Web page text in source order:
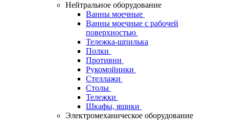
Нейтральное оборудование
Ванны моечные
Ванны моечные с рабочей
поверхностью
Тележка-шпилька
Полки
Противни
Рукомойники
Стеллажи
Столы
Тележки
Шкафы, ящики
Электромеханическое оборудование